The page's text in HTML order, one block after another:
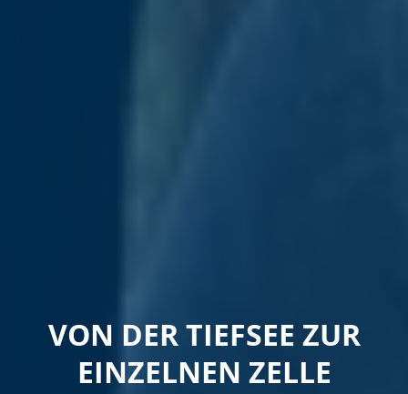
VON DER TIEFSEE ZUR
EINZELNEN ZELLE